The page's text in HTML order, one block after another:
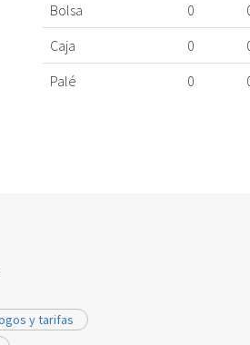
Bolsa
0
Caja
0
Palé
0
y tarifas